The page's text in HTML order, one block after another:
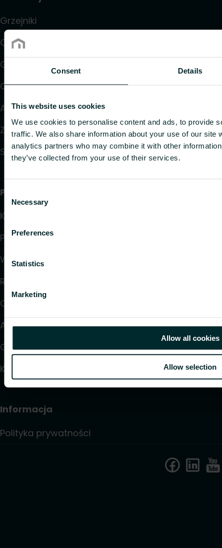
Consent Details
This website uses cookies
We use cookies to personalise content and ads, to provide
traffic. We also share information about your use of our site
analytics partners who may combine it with other
they’ve collected from your use of their services.
Consent
Selection
Necessary
Preferences
Statistics
Marketing
Allow all cookies
Allow selection
Grzejniki
Ogrzewanie i chłodzenie podłogowe
Grzejniki konwektorowe i klimakonwektory
Ogrzewanie elektryczne
Automatyka
Zawory i głowice termostatyczne
Systemy instalacyjne
Przydatne linki
Kalkulatory doboru produktów
Pliki do pobrania
Wsparcie
Rozwiązania
O nas
Artykuły
Gdzie kupić
Kontakt
Informacja
Polityka prywatności